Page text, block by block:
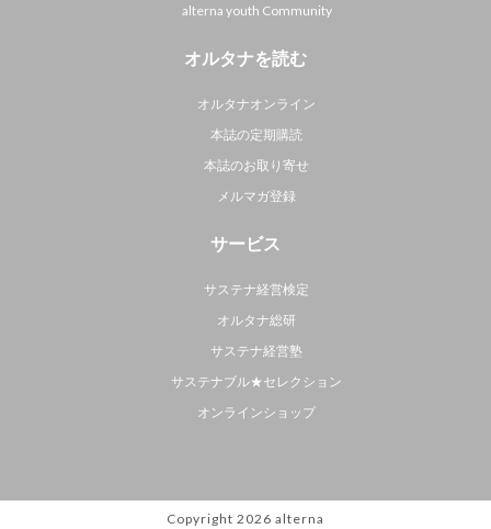
alterna youth Community
オルタナを読む
オルタナオンライン
本誌の定期購読
本誌のお取り寄せ
メルマガ登録
サービス
サステナ経営検定
オルタナ総研
サステナ経営塾
サステナブル★セレクション
オンラインショップ
Copyright 2026 alterna